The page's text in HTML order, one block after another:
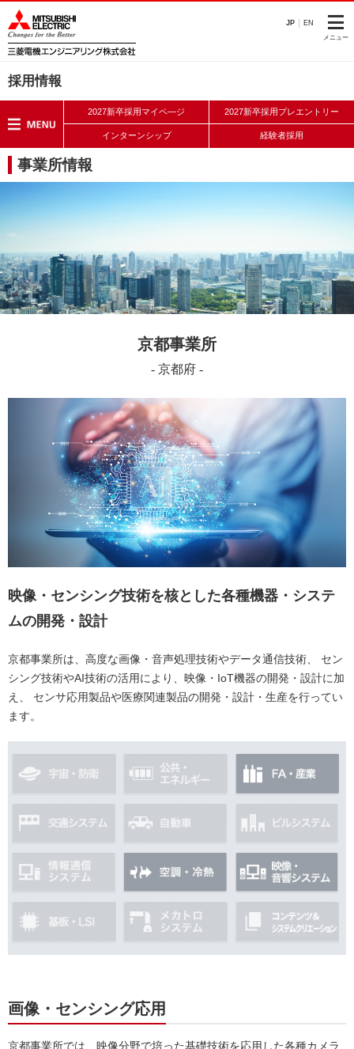
JP EN
メニュー
採用情報
2027新卒採用マイペ―ジ 2027新卒採用プレエントリー
インターンシップ 経験者採用
事業所情報
京都事業所
- 京都府 -
映像・センシング技術を核とした各種機器・システ
ムの開発・設計
京都事業所は、高度な画像・音声処理技術やデータ通信技術、
セン
シング技術やAI技術の活用により、映像・IoT機器の開発・設計に加
え、
センサ応用製品や医療関連製品の開発・設計・生産を行ってい
ます。
画像・センシング応用
京都事業所では、映像分野で培った基礎技術を応用した各種カメラ